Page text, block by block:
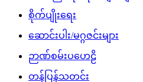
စိုက်ပျိုးရေး
ဆောင်းပါး/မဂ္ဂဇင်းများ
ဉာဏ်စမ်းပဟေဠိ
တန်ပြန်သတင်း